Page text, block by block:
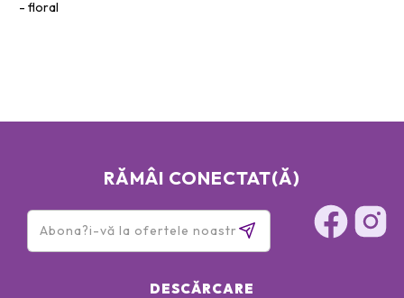
floral
RĂMÂI CONECTAT(Ă)
DESCĂRCARE